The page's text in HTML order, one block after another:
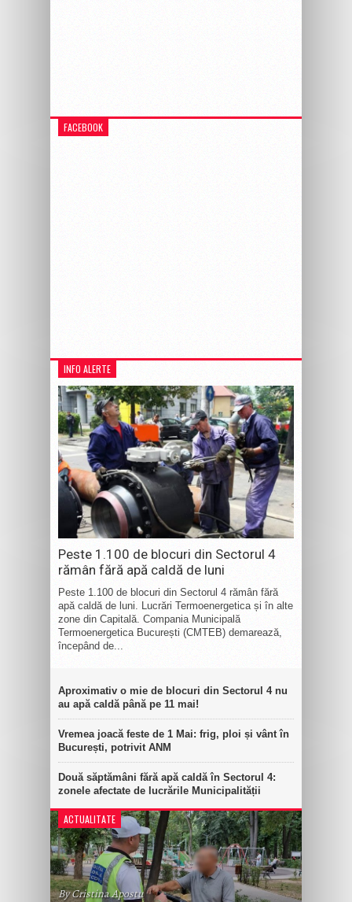
FACEBOOK
INFO ALERTE
Peste 1.100 de blocuri din Sectorul 4
rămân fără apă caldă de luni
Peste 1.100 de blocuri din Sectorul 4 rămân fără
apă caldă de luni. Lucrări Termoenergetica și în alte
zone din Capitală. Compania Municipală
Termoenergetica București (CMTEB) demarează,
începând de...
Aproximativ o mie de blocuri din Sectorul 4 nu
au apă caldă până pe 11 mai!
Vremea joacă feste de 1 Mai: frig, ploi și vânt în
București, potrivit ANM
Două săptămâni fără apă caldă în Sectorul 4:
zonele afectate de lucrările Municipalității
ACTUALITATE
By Cristina Apostu